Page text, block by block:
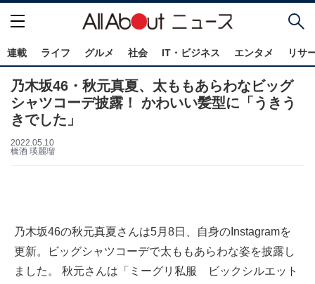
連載 ライフ グルメ 社会 IT・ビジネス エンタメ リサ
乃木坂46・秋元真夏、太ももあらわなビッグ
シャツコーデ披露！ かわいい髪型に「うきう
きでした」
2022.05.10
橋酒 瑛麗瑠
乃木坂46の秋元真夏さんは5月8日、自身のInstagramを
更新。ビッグシャツコーデで太ももあらわな姿を披露し
ました。 秋元さんは「ミーグリ私服 ビックシルエット